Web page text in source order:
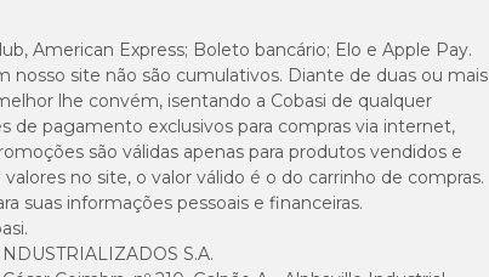
American Express; Boleto bancário; Elo e Apple Pay.
nosso site não são cumulativos. Diante de duas ou mais
lhe convém, isentando a Cobasi de qualquer
de pagamento exclusivos para compras via internet,
são válidas apenas para produtos vendidos e
no site, o valor válido é o do carrinho de compras.
suas informações pessoais e financeiras.
S.A.